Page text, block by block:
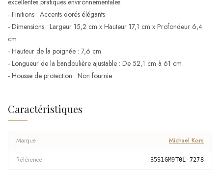
excellentes pratiques environnementales
- Finitions : Accents dorés élégants
- Dimensions : Largeur 15,2 cm x Hauteur 17,1 cm x Profondeur 6,4
cm
- Hauteur de la poignée : 7,6 cm
- Longueur de la bandoulière ajustable : De 52,1 cm à 61 cm
- Housse de protection : Non fournie
Caractéristiques
Marque Michael Kors
Référence 35S1GM9T0L-7278